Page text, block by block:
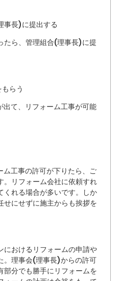
事長)に提出する
たら、管理組合(理事長)に提
らう
て、リフォーム工事が可能
工事の許可が下りたら、ご
。リフォーム会社に依頼すれ
くれる場合が多いです。しか
せにせずに施主からも挨拶を
におけるリフォームの申請や
。理事会(理事長)からの許可
分でも勝手にリフォームを